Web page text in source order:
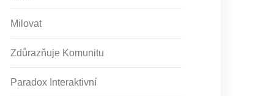
Milovat
Zdůrazňuje Komunitu
Paradox Interaktivní